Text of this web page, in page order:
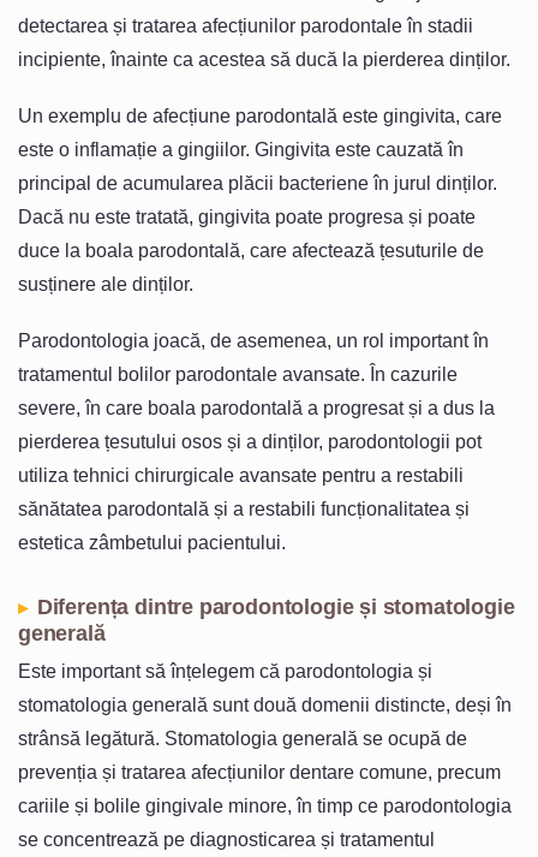
detectarea și tratarea afecțiunilor parodontale în stadii
incipiente, înainte ca acestea să ducă la pierderea dinților.
Un exemplu de afecțiune parodontală este gingivita, care
este o inflamație a gingiilor. Gingivita este cauzată în
principal de acumularea plăcii bacteriene în jurul dinților.
Dacă nu este tratată, gingivita poate progresa și poate
duce la boala parodontală, care afectează țesuturile de
susținere ale dinților.
Parodontologia joacă, de asemenea, un rol important în
tratamentul bolilor parodontale avansate. În cazurile
severe, în care boala parodontală a progresat și a dus la
pierderea țesutului osos și a dinților, parodontologii pot
utiliza tehnici chirurgicale avansate pentru a restabili
sănătatea parodontală și a restabili funcționalitatea și
estetica zâmbetului pacientului.
Diferența dintre parodontologie și stomatologie
generală
Este important să înțelegem că parodontologia și
stomatologia generală sunt două domenii distincte, deși în
strânsă legătură. Stomatologia generală se ocupă de
prevenția și tratarea afecțiunilor dentare comune, precum
cariile și bolile gingivale minore, în timp ce parodontologia
se concentrează pe diagnosticarea și tratamentul